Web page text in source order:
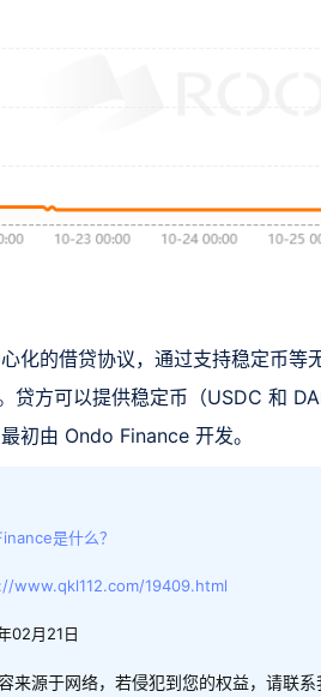
化的借贷协议，通过支持稳定币
贷方可以提供稳定币（USDC 和
初由 Ondo Finance 开发。
是什么？
www.qkl112.com/19409.html
02月21日
来源于网络，若侵犯到您的权益，请联系